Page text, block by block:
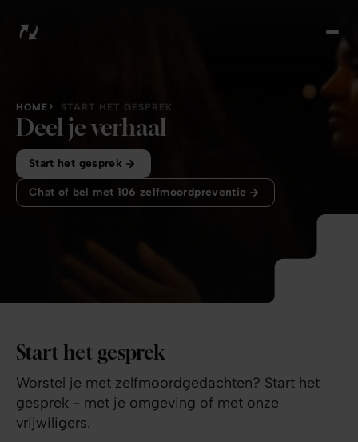
Wat
HOME START HET GESPREK
Deel je verhaal
Start het gesprek
Chat of bel met 106 zelfmoordpreventie
Start het gesprek
Worstel je met zelfmoordgedachten? Start het
gesprek - met je omgeving of met onze
vrijwiligers.